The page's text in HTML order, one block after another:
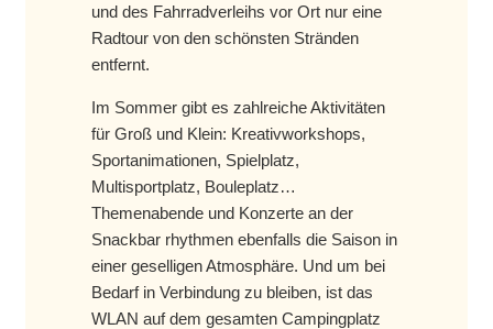
und des Fahrradverleihs vor Ort nur eine
Radtour von den schönsten Stränden
entfernt.
Im Sommer gibt es zahlreiche Aktivitäten
für Groß und Klein: Kreativworkshops,
Sportanimationen, Spielplatz,
Multisportplatz, Bouleplatz…
Themenabende und Konzerte an der
Snackbar rhythmen ebenfalls die Saison in
einer geselligen Atmosphäre. Und um bei
Bedarf in Verbindung zu bleiben, ist das
WLAN auf dem gesamten Campingplatz